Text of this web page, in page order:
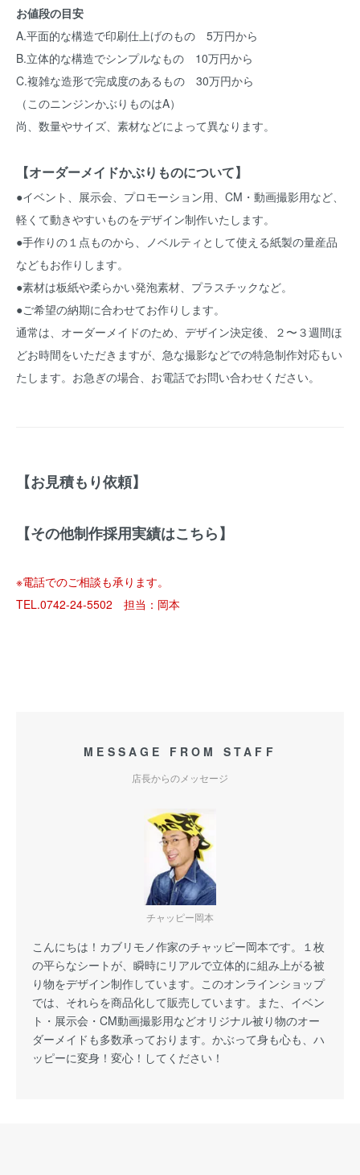
お値段の目安
A.平面的な構造で印刷仕上げのもの 5万円から
B.立体的な構造でシンプルなもの 10万円から
C.複雑な造形で完成度のあるもの 30万円から
（このニンジンかぶりものはA）
尚、数量やサイズ、素材などによって異なります。
【オーダーメイドかぶりものについて】
●イベント、展示会、プロモーション用、CM・動画撮影用など、
軽くて動きやすいものをデザイン制作いたします。
●手作りの１点ものから、ノベルティとして使える紙製の量産品
などもお作りします。
●素材は板紙や柔らかい発泡素材、プラスチックなど。
●ご希望の納期に合わせてお作りします。
通常は、オーダーメイドのため、デザイン決定後、２〜３週間ほ
どお時間をいただきますが、急な撮影などでの特急制作対応もい
たします。お急ぎの場合、お電話でお問い合わせください。
【お見積もり依頼】
【その他制作採用実績はこちら】
※電話でのご相談も承ります。
TEL.0742-24-5502 担当：岡本
MESSAGE FROM STAFF
店長からのメッセージ
チャッピー岡本
こんにちは！カブリモノ作家のチャッピー岡本です。１枚
の平らなシートが、瞬時にリアルで立体的に組み上がる被
り物をデザイン制作しています。このオンラインショップ
では、それらを商品化して販売しています。また、イベン
ト・展示会・CM動画撮影用などオリジナル被り物のオー
ダーメイドも多数承っております。かぶって身も心も、ハ
ッピーに変身！変心！してください！